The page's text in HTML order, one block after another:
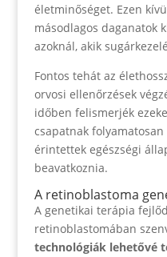
életminőséget. Ezen
másodlagos daganatok
azoknál, akik
Fontos tehát az
orvosi ellenőrzések
időben felismerjék
csapatnak
érintettek egészségi
beavatkoznia.
A retinoblastoma
A genetikai terápia
retinoblastomában
technológiák lehetővé